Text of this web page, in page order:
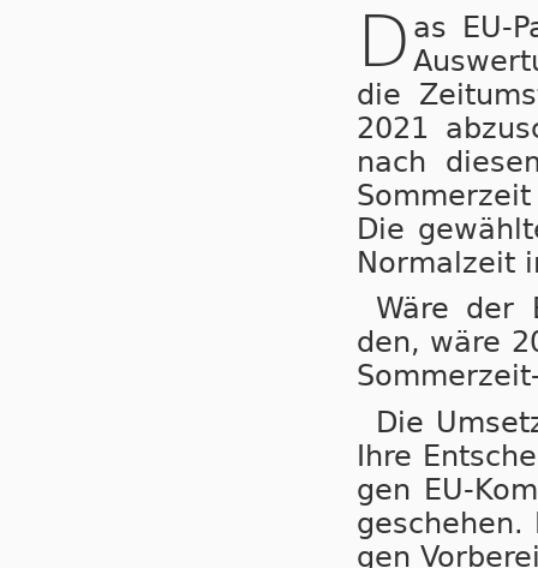
D as EU-
die
2021
nach
Die
Nor­mal­zeit
Wäre der
den, wä­re
Die
Ihre
gen EU-
gen